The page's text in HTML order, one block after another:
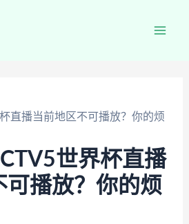
直播当前地区不可播放？你的烦
世界杯直播
可播放？你的烦